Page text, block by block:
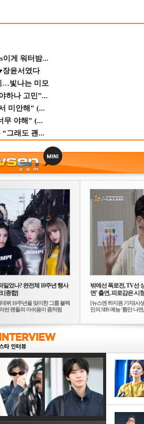
게 워터밤...
장윤서였다
…빛나는 미모
하나 고민”...
미안해” (...
무 야해” (...
그래도 괜...
밀었나? 완전체 10주년 행사
[종합]
뷔 10주년을 맞이한 그룹 블랙
싼 팬들의 아쉬움이 좀처럼
밖에선 폭로전, TV선
면’ 출연, 피로감은 시
[뉴스엔 하지원 기자]사
민의 SBS 예능 '틈만 나